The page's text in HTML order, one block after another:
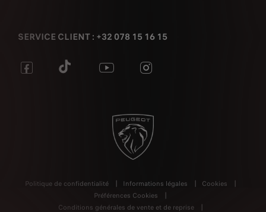
SERVICE CLIENT : +32 078 15 16 15
Politique de confidentialité Informations légales
Cookies
Préférences Cookies
Conditions générales de vente et de reprise